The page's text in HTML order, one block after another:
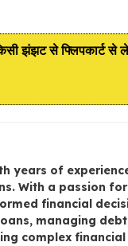
झंझट से फ्लिपकार्ट
years of
With a passion
financial
managing
complex